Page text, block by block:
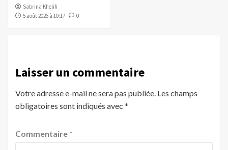
Sabrina Khelifi
5 août 2026 à 10:17
0
Laisser un commentaire
Votre adresse e-mail ne sera pas publiée. Les champs
obligatoires sont indiqués avec *
Commentaire *